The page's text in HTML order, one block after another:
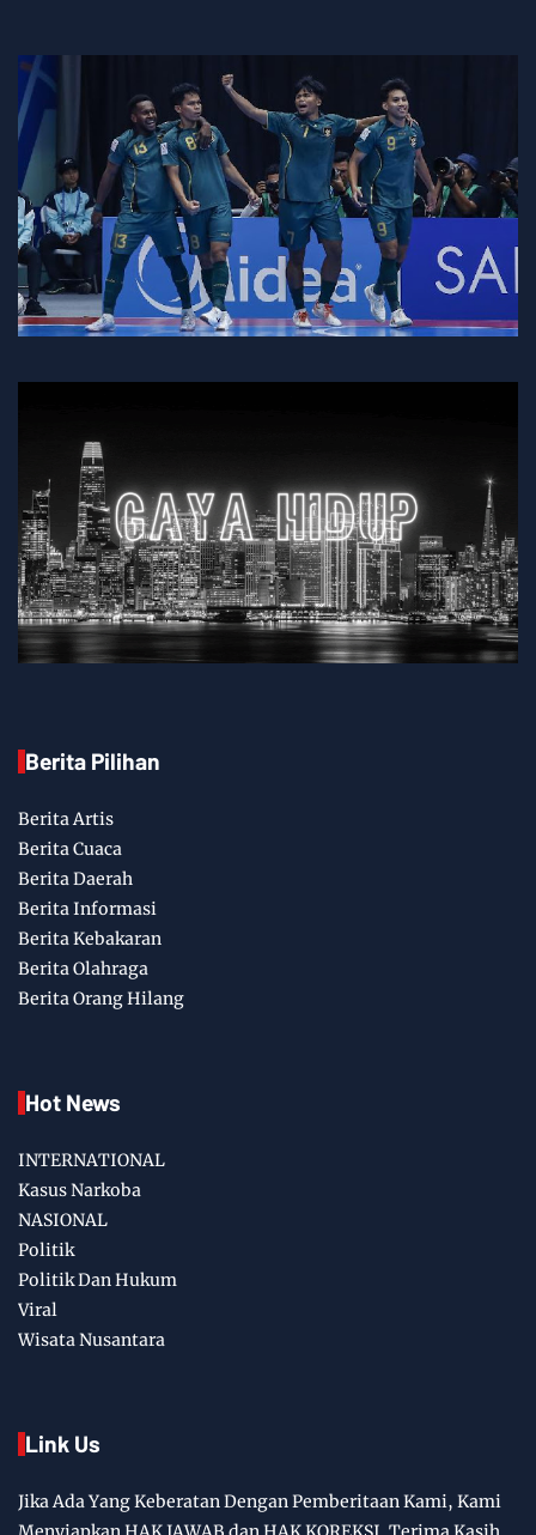
Berita Pilihan
Berita Artis
Berita Cuaca
Berita Daerah
Berita Informasi
Berita Kebakaran
Berita Olahraga
Berita Orang Hilang
Hot News
INTERNATIONAL
Kasus Narkoba
NASIONAL
Politik
Politik Dan Hukum
Viral
Wisata Nusantara
Link Us
Jika Ada Yang Keberatan Dengan Pemberitaan Kami, Kami